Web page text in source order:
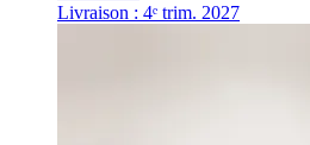
Livraison : 4ᵉ trim. 2027